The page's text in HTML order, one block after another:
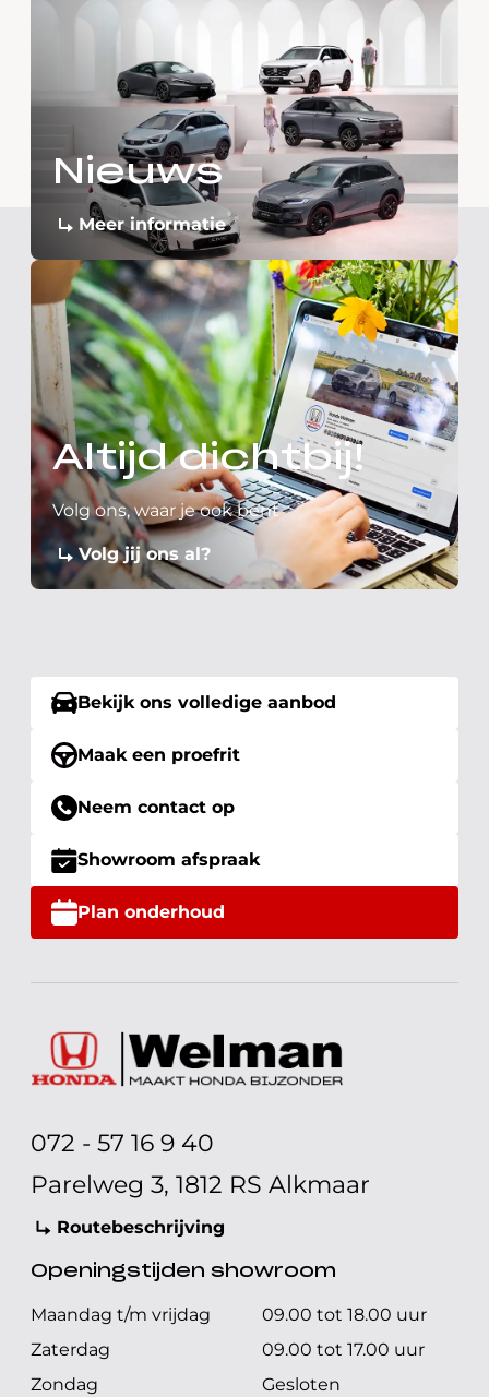
Nieuws
Meer informatie
Altijd dichtbij!
Volg ons, waar je ook bent
Volg jij ons al?
Bekijk ons volledige aanbod
Maak een proefrit
Neem contact op
Showroom afspraak
Plan onderhoud
072 - 57 16 9 40
Parelweg 3, 1812 RS Alkmaar
Routebeschrijving
Openingstijden showroom
Maandag t/m vrijdag
09.00 tot 18.00 uur
Zaterdag
09.00 tot 17.00 uur
Zondag
Gesloten